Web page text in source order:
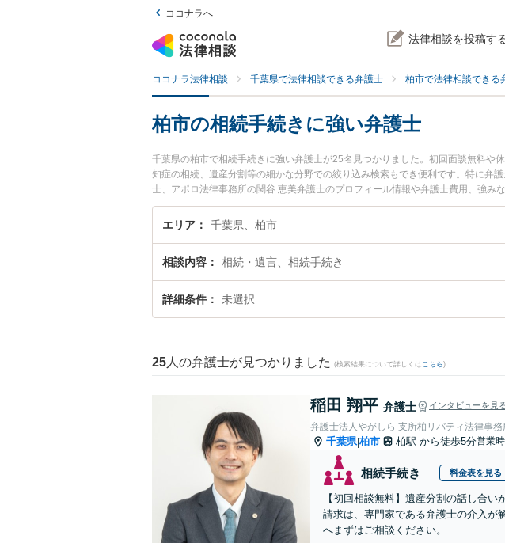
ココナラへ
法律相談を投稿す
ココナラ法律相談 千葉県で法律相談できる弁護士 柏市で法律相談できる
柏市の相続手続きに強い弁護士
千葉県の柏市で相続手続きに強い弁護士が25名見つかりました。初回面談無料
知症の相続、遺産分割等の細かな分野での絞り込み検索もでき便利です。特に弁
士、アポロ法律事務所の関谷 恵美弁護士のプロフィール情報や弁護士費用、強
士に相談したい』『相続手続きのトラブル解決の実績豊富な近くの弁護士を検索
お困りの相談者さんにおすすめです。
エリア 千葉県、柏市
相談内容 相続・遺言、相続手続き
詳細条件 未選択
25 人の弁護士が見つかりました (検索結果について詳しくは こちら)
稲田 翔平 弁護士 インタビューを見
弁護士法人やがしら 支所柏リバティ法律事務
千葉県|柏市 柏駅 から徒歩5分営業
相続手続き 料金表を見る
【初回相談無料】遺産分割の話し合
請求は、専門家である弁護士の介入が
へまずはご相談ください。